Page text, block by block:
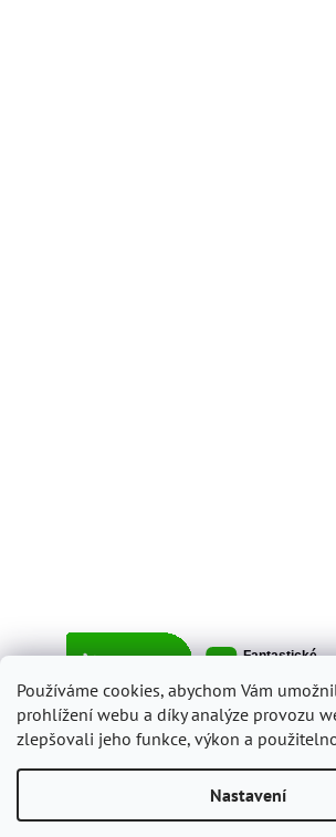
Používáme cookies, abychom Vám
prohlížení webu a díky analýze provozu
zlepšovali jeho funkce, výkon a
Nastavení